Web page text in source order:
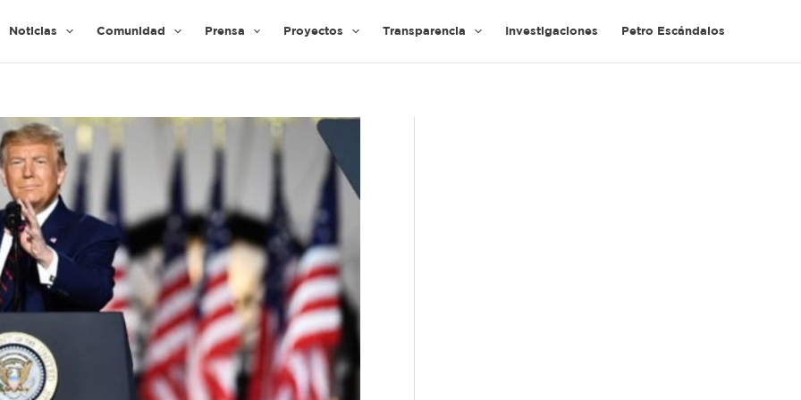
Noticias Comunidad Prensa Proyectos Transparencia Investigaciones Petro Escándalos